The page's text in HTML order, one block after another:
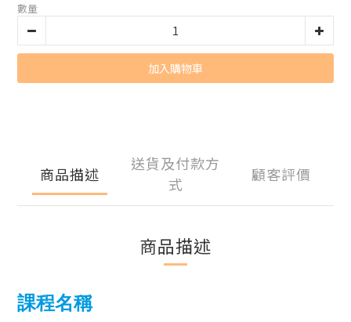
數量
加入購物車
商品描述
送貨及付款方
式
顧客評價
商品描述
課程名稱